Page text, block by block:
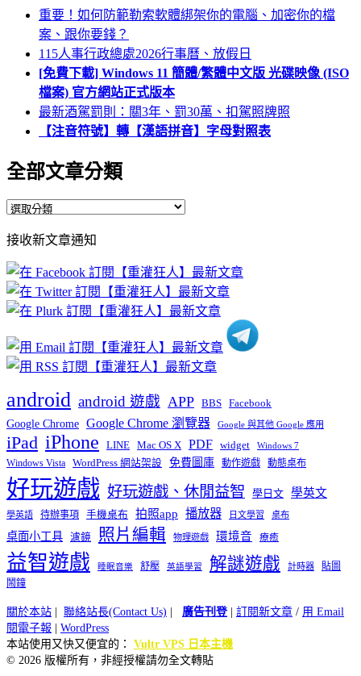
重要！如何防範勒索軟體綁架你的電腦、加密你的檔
案、跟你要錢？
115人事行政總處2026行事曆、放假日
[免費下載] Windows 11 簡體/繁體中文版 光碟映像 (ISO
檔案) 官方網站正式版本
最新酒駕罰則：關3年、罰30萬、扣駕照牌照
【注音符號】轉【漢語拼音】字母對照表
全部文章分類
全
文
章
分
類
接收新文章通知
android android 遊戲 APP BBS Facebook
Google Chrome Google Chrome 瀏覽器 Google 與其他 Google 應用
iPad iPhone LINE Mac OS X PDF widget Windows 7
Windows Vista WordPress 網站架設 免費圖庫 動作遊戲 動態桌布
好玩遊戲 好玩遊戲、休閒益智 學日文 學英文
學英語 待辦事項 手機桌布 拍照app 播放器 日文學習 桌布
桌面小工具 濾鏡 照片編輯 物理遊戲 環境音 療癒
益智遊戲 睡眠音樂 舒壓 英語學習 解謎遊戲 計時器
貼圖
鬧鐘
關於本站 聯絡站長(Contact Us) 廣告刊登| 訂閱新文章 / 用 Email
閱電子報
WordPress
本站使用又快又便宜的： Vultr VPS 日本主機
© 2026 版權所有，非經授權請勿全文轉貼